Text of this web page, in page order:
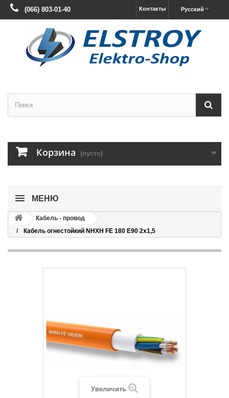
Русский
Контакты
(066) 803-01-40
Корзина (пусто)
МЕНЮ
Кабель - провод
Кабель огнестойкий NHXH FE 180 E90 2x1,5
Увеличить